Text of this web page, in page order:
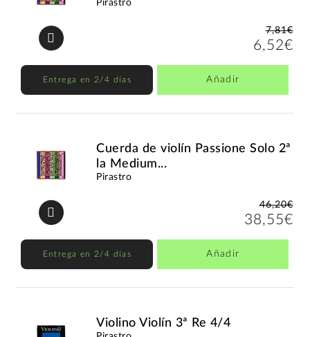
Pirastro
7,81€
6,52€
Entrega en 2/4 días Añadir
Cuerda de violín Passione Solo 2ª
la Medium...
Pirastro
46,20€
38,55€
Entrega en 2/4 días Añadir
Violino Violín 3ª Re 4/4